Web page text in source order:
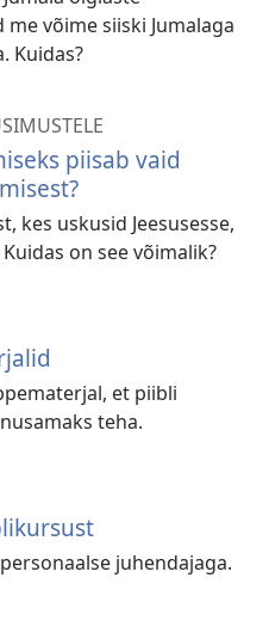
võime siiski Jumalaga
Kuidas?
piisab vaid
kes uskusid Jeesusesse,
on see võimalik?
et piibli
teha.
juhendajaga.